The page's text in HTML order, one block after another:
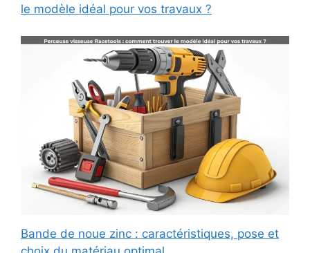
le modèle idéal pour vos travaux ?
Bande de noue zinc : caractéristiques, pose et